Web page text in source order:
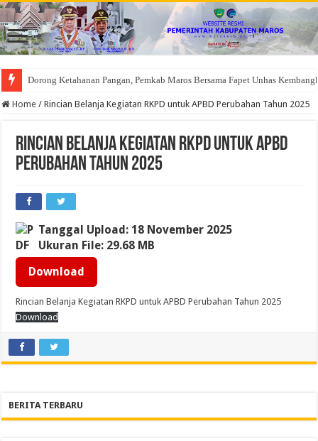
Dorong Ketahanan Pangan, Pemkab Maros Bersama Fapet Unhas
Home / Rincian Belanja Kegiatan RKPD untuk APBD Perubahan Tahun 2025
Rincian Belanja Kegiatan RKPD untuk APBD
Perubahan Tahun 2025
Tanggal Upload: 18 November 2025
Ukuran File: 29.68 MB
Download
Rincian Belanja Kegiatan RKPD untuk APBD Perubahan Tahun 2025
Download
BERITA TERBARU